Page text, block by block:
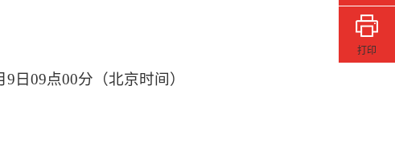
打印